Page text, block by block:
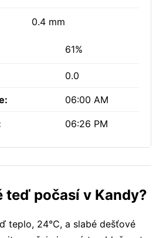
0.4 mm
61%
0.0
06:00 AM
06:26 PM
teď počasí v Kandy?
teplo, 24°C, a slabé dešťové